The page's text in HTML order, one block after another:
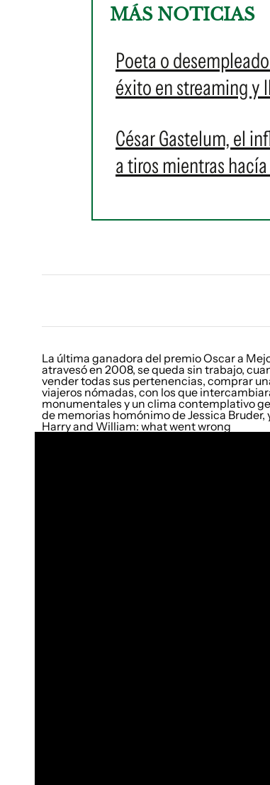
MÁS NOTICIAS
Poeta o
éxito en streaming y
César Gastelum, el
a tiros mientras
La última ganadora del premio Oscar a
atravesó en 2008, se queda sin trabajo,
vender todas sus pertenencias, comprar
viajeros nómadas, con los que
monumentales y un clima contemplativo
de memorias homónimo de Jessica
Harry and William: what went wrong